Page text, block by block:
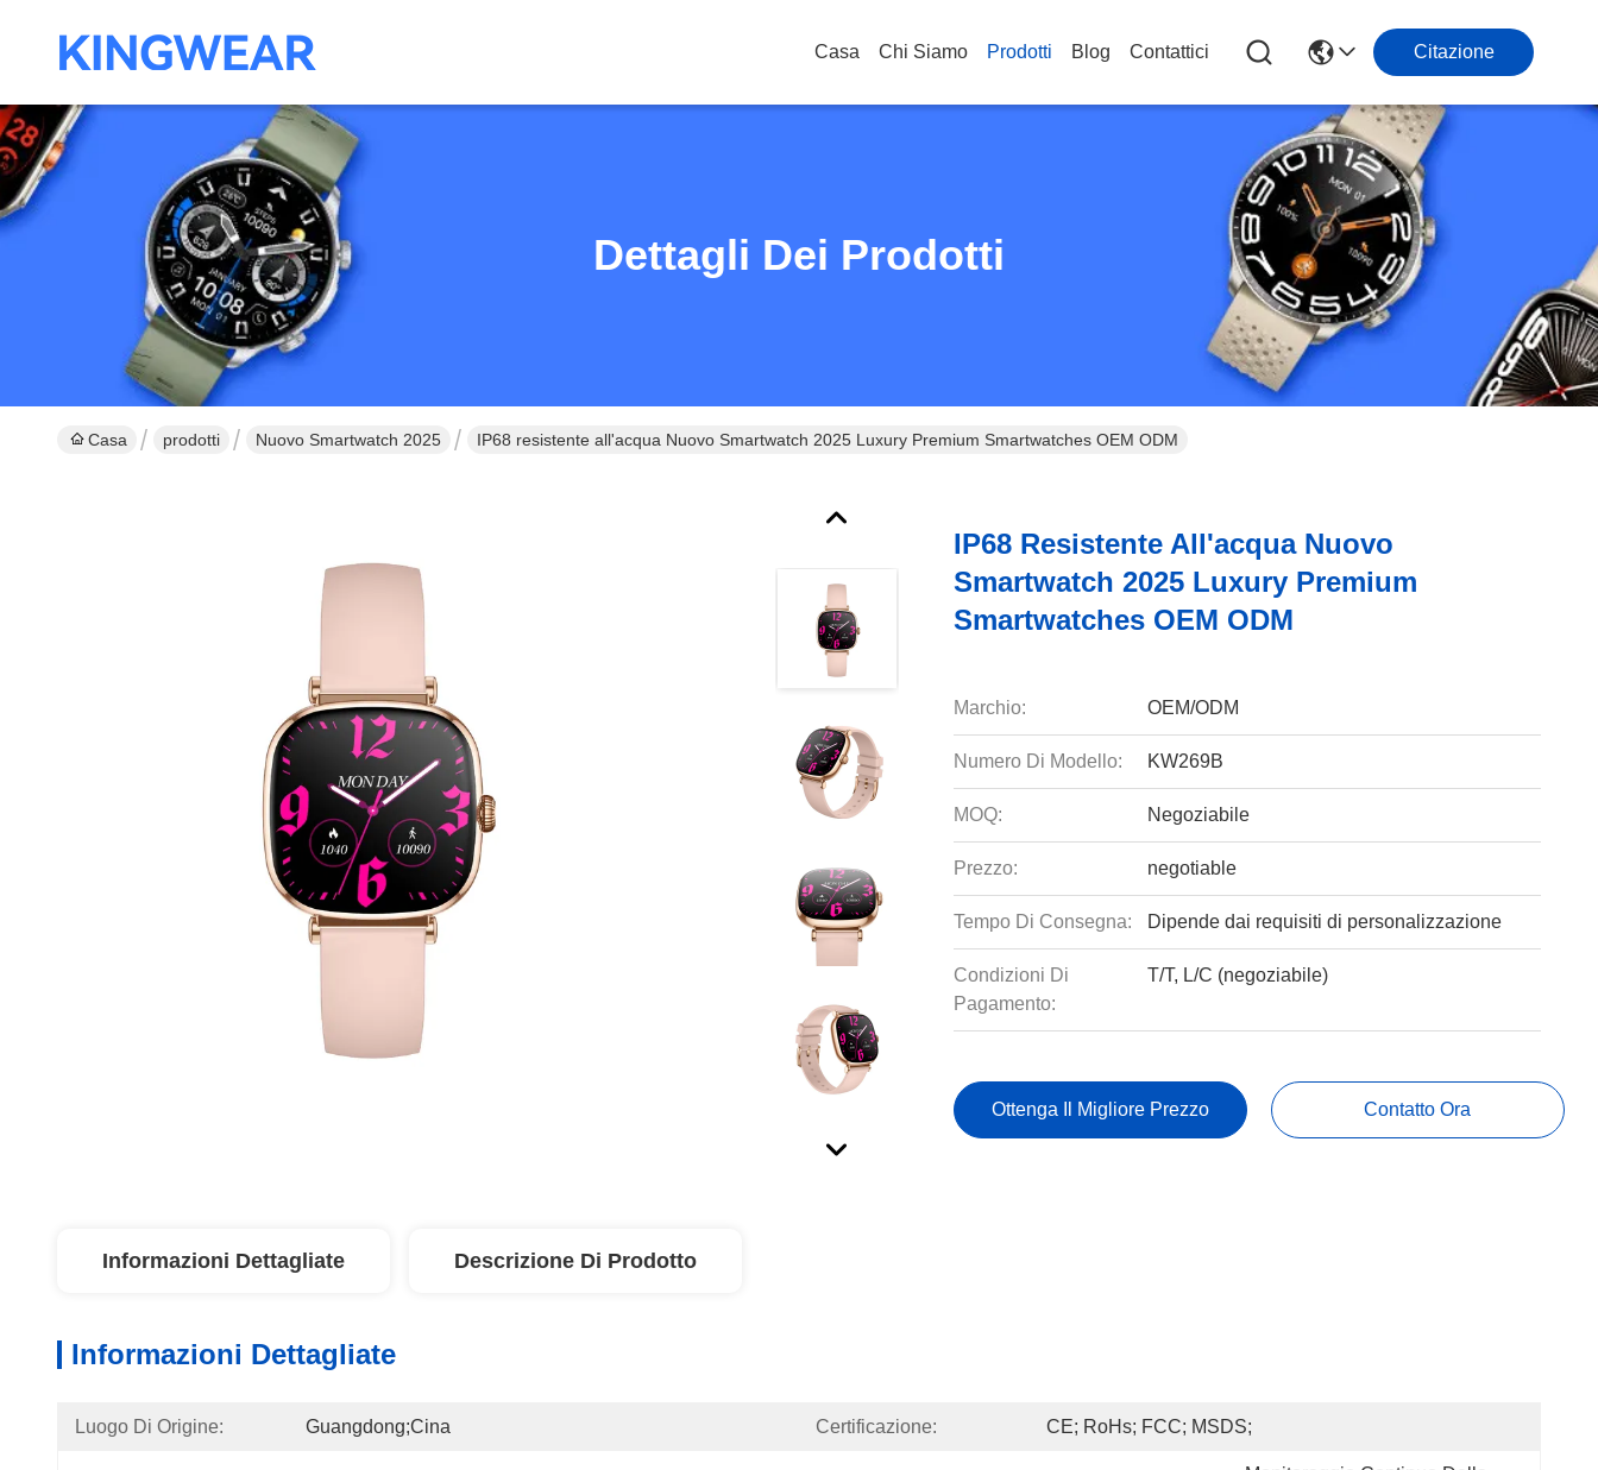
Casa Chi Siamo Prodotti Blog Contattici Citazione
Dettagli Dei Prodotti
Casa prodotti Nuovo Smartwatch 2025 IP68 resistente all'acqua Nuovo Smartwatch 2025 Luxury Premium Smartwatches OEM ODM
IP68 Resistente All'acqua Nuovo
Smartwatch 2025 Luxury Premium
Smartwatches OEM ODM
Marchio: OEM/ODM
Numero Di Modello: KW269B
MOQ: Negoziabile
Prezzo: negotiable
Tempo Di Consegna: Dipende dai requisiti di personalizzazione
Condizioni Di
Pagamento:
T/T, L/C (negoziabile)
Ottenga Il Migliore Prezzo Contatto Ora
Informazioni Dettagliate Descrizione Di Prodotto
Informazioni Dettagliate
Luogo Di Origine: Guangdong;Cina Certificazione: CE; RoHs; FCC; MSDS;